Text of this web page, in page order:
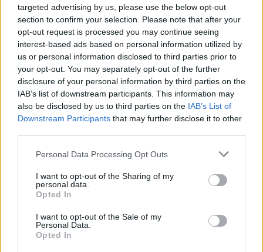
targeted advertising by us, please use the below opt-out
section to confirm your selection. Please note that after your
opt-out request is processed you may continue seeing
interest-based ads based on personal information utilized by
us or personal information disclosed to third parties prior to
your opt-out. You may separately opt-out of the further
disclosure of your personal information by third parties on the
IAB’s list of downstream participants. This information may
also be disclosed by us to third parties on the IAB’s List of
Downstream Participants that may further disclose it to other
Please note that this website/app uses one or more Google
not limited to your visit or usage behaviour. You may click to
grant or deny consent to Google and its third-party tags to
use your data for below specified purposes in below Google
consent section.
Personal Data Processing Opt Outs
I want to opt-out of the Sharing of my
personal data.
Opted In
I want to opt-out of the Sale of my
Personal Data.
Opted In
2026.08.06. Kiss Lajos
Csendélet 5.0: alig balesetveszélyes lépcső és
remek állapotban levő buszmegálló mutatja, hogy
Szolnok mennyire élhető város
Ha csak ezeket a képeket látnánk, azt gondolnánk, hogy az
egyik leglepusztultabb balkáni vidéken járunk, de...